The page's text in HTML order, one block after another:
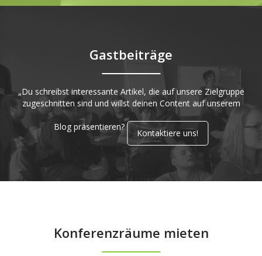
Gastbeiträge
„Du schreibst interessante Artikel, die auf unsere Zielgruppe
zugeschnitten sind und willst deinen Content auf unserem
Blog präsentieren?
Kontaktiere uns!
Konferenzräume mieten